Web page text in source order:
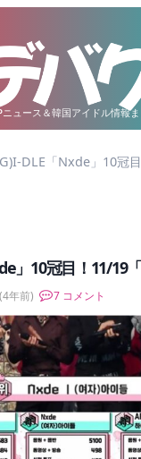
ニュース＆韓国アイドル情報
DLE「Nxde」10冠
」10冠目！11/19
(4年前) 7 コメント